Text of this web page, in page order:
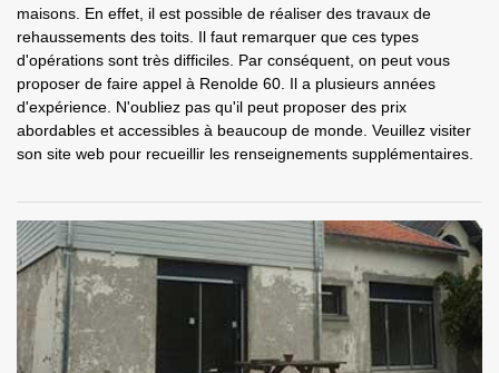
maisons. En effet, il est possible de réaliser des travaux de
rehaussements des toits. Il faut remarquer que ces types
d'opérations sont très difficiles. Par conséquent, on peut vous
proposer de faire appel à Renolde 60. Il a plusieurs années
d'expérience. N'oubliez pas qu'il peut proposer des prix
abordables et accessibles à beaucoup de monde. Veuillez visiter
son site web pour recueillir les renseignements supplémentaires.